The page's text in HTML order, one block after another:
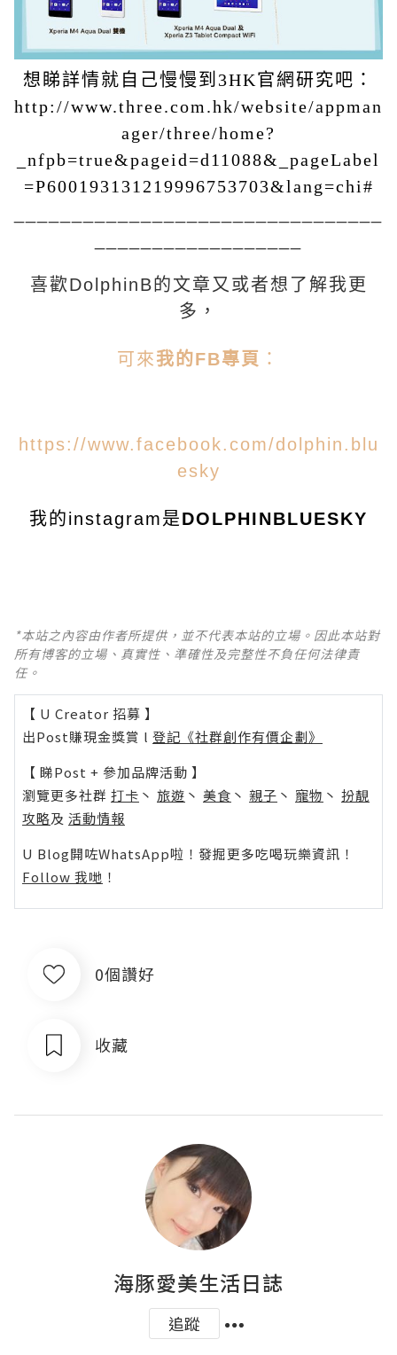
想睇詳情就自己慢慢到3HK官網研究吧：
http://www.three.com.hk/website/appman
ager/three/home?
_nfpb=true&pageid=d11088&_pageLabel
=P600193131219996753703&lang=chi#
喜歡DolphinB的文章又或者想了解我更
多，
可來我的FB專頁 ：
https://www.facebook.com/dolphin.blu
esky
我的instagram是DOLPHINBLUESKY
*本站之內容由作者所提供，並不代表本站的立場。因此本站對
所有博客的立場、真實性、準確性及完整性不負任何法律責
任。
【 U Creator 招募 】
出Post賺現金獎賞 l 登記《社群創作有價企劃》
【 睇Post + 參加品牌活動 】
瀏覽更多社群 打卡 丶 旅遊 丶 美食 丶 親子 丶 寵物 丶 扮靚
攻略及 活動情報
U Blog開咗WhatsApp啦！發掘更多吃喝玩樂資訊！
Follow 我哋 ！
0個讚好
收藏
海豚愛美生活日誌
追蹤